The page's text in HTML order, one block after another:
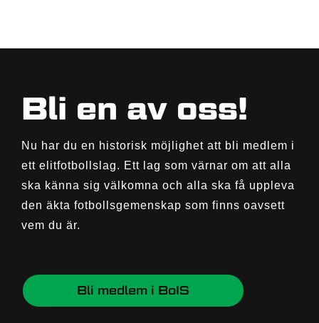
Bli en av oss!
Nu har du en historisk möjlighet att bli medlem i
ett elitfotbollslag. Ett lag som värnar om att alla
ska känna sig välkomna och alla ska få uppleva
den äkta fotbollsgemenskap som finns oavsett
vem du är.
Bli medlem i BoIS